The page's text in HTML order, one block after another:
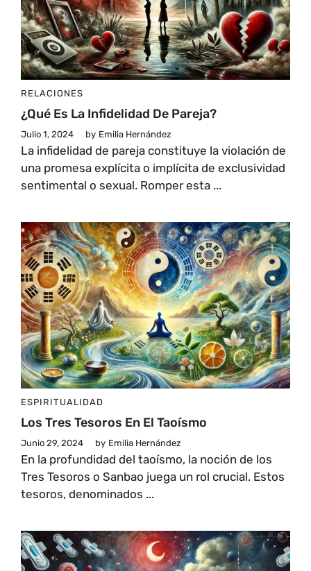
RELACIONES
¿Qué Es La Infidelidad De Pareja?
Julio 1, 2024 by Emilia Hernández
La infidelidad de pareja constituye la violación de
una promesa explícita o implícita de exclusividad
sentimental o sexual. Romper esta ...
ESPIRITUALIDAD
Los Tres Tesoros En El Taoísmo
Junio 29, 2024 by Emilia Hernández
En la profundidad del taoísmo, la noción de los
Tres Tesoros o Sanbao juega un rol crucial. Estos
tesoros, denominados ...